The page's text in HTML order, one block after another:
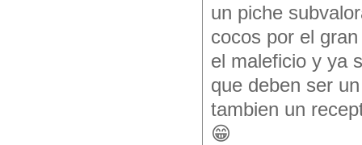
un piche
cocos por el
el maleficio y ya
que deben ser
tambien un
😁